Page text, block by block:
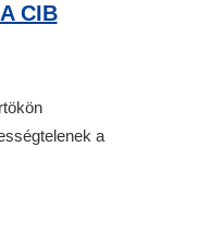
CIB
a